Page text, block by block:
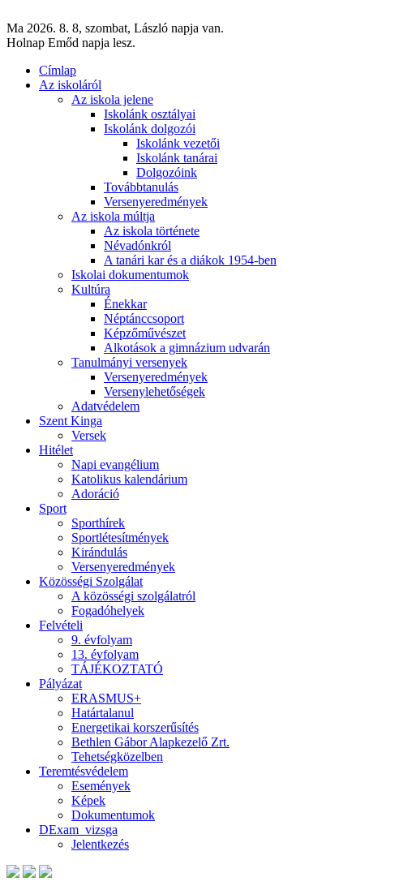
Ma 2026. 8. 8, szombat, László napja van.
Holnap Emőd napja lesz.
Címlap
Az iskoláról
Az iskola jelene
Iskolánk osztályai
Iskolánk dolgozói
Iskolánk vezetői
Iskolánk tanárai
Dolgozóink
Továbbtanulás
Versenyeredmények
Az iskola múltja
Az iskola története
Névadónkról
A tanári kar és a diákok 1954-ben
Iskolai dokumentumok
Kultúra
Énekkar
Néptánccsoport
Képzőművészet
Alkotások a gimnázium udvarán
Tanulmányi versenyek
Versenyeredmények
Versenylehetőségek
Adatvédelem
Szent Kinga
Versek
Hitélet
Napi evangélium
Katolikus kalendárium
Adoráció
Sport
Sporthírek
Sportlétesítmények
Kirándulás
Versenyeredmények
Közösségi Szolgálat
A közösségi szolgálatról
Fogadóhelyek
Felvételi
9. évfolyam
13. évfolyam
TÁJÉKOZTATÓ
Pályázat
ERASMUS+
Határtalanul
Energetikai korszerűsítés
Bethlen Gábor Alapkezelő Zrt.
Tehetségközelben
Teremtésvédelem
Események
Képek
Dokumentumok
DExam_vizsga
Jelentkezés